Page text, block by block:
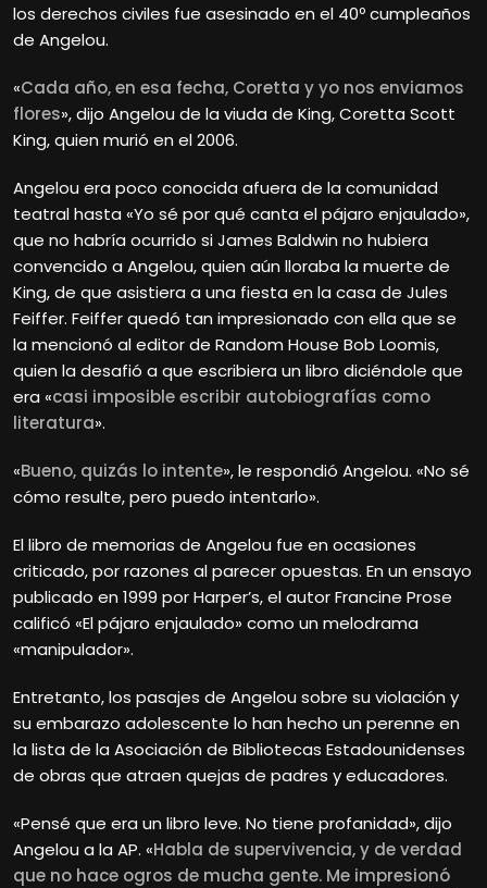
los derechos civiles fue asesinado en el 40º cumpleaños
de Angelou.
«Cada año, en esa fecha, Coretta y yo nos enviamos
flores», dijo Angelou de la viuda de King, Coretta Scott
King, quien murió en el 2006.
Angelou era poco conocida afuera de la comunidad
teatral hasta «Yo sé por qué canta el pájaro enjaulado»,
que no habría ocurrido si James Baldwin no hubiera
convencido a Angelou, quien aún lloraba la muerte de
King, de que asistiera a una fiesta en la casa de Jules
Feiffer. Feiffer quedó tan impresionado con ella que se
la mencionó al editor de Random House Bob Loomis,
quien la desafió a que escribiera un libro diciéndole que
era «casi imposible escribir autobiografías como
literatura».
«Bueno, quizás lo intente», le respondió Angelou. «No sé
cómo resulte, pero puedo intentarlo».
El libro de memorias de Angelou fue en ocasiones
criticado, por razones al parecer opuestas. En un ensayo
publicado en 1999 por Harper’s, el autor Francine Prose
calificó «El pájaro enjaulado» como un melodrama
«manipulador».
Entretanto, los pasajes de Angelou sobre su violación y
su embarazo adolescente lo han hecho un perenne en
la lista de la Asociación de Bibliotecas Estadounidenses
de obras que atraen quejas de padres y educadores.
«Pensé que era un libro leve. No tiene profanidad», dijo
Angelou a la AP. «Habla de supervivencia, y de verdad
que no hace ogros de mucha gente. Me impresionó